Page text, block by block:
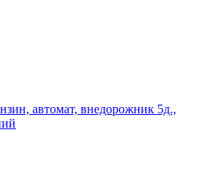
автомат, внедорожник 5д.,